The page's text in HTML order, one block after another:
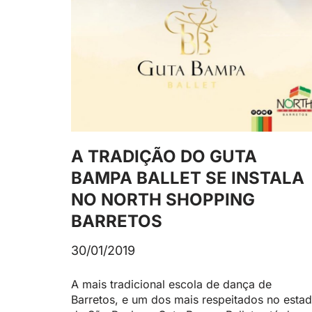
A TRADIÇÃO DO GUTA
BAMPA BALLET SE INSTALA
NO NORTH SHOPPING
BARRETOS
30/01/2019
A mais tradicional escola de dança de
Barretos, e um dos mais respeitados no